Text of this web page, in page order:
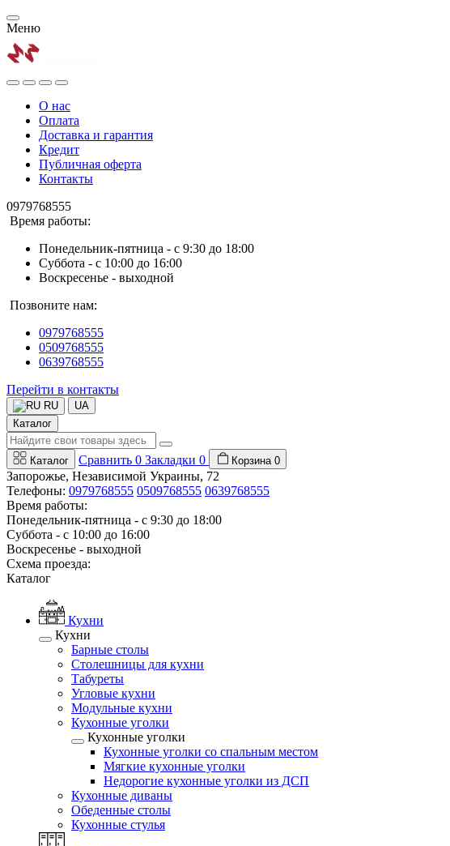
Меню
О нас
Оплата
Доставка и гарантия
Кредит
Публичная оферта
Контакты
0979768555
Время работы:
Понедельник-пятница - с 9:30 до 18:00
Суббота - с 10:00 до 16:00
Воскресенье - выходной
Позвоните нам:
0979768555
0509768555
0639768555
Перейти в контакты
RU
UA
Каталог
Каталог Сравнить 0 Закладки 0 Корзина 0
Запорожье, Независимой Украины, 72
Телефоны: 0979768555 0509768555 0639768555
Время работы:
Понедельник-пятница - с 9:30 до 18:00
Суббота - с 10:00 до 16:00
Воскресенье - выходной
Схема проезда:
Каталог
Кухни
Кухни
Барные столы
Столешницы для кухни
Табуреты
Угловые кухни
Модульные кухни
Кухонные уголки
Кухонные уголки
Кухонные уголки со спальным местом
Мягкие кухонные уголки
Недорогие кухонные уголки из ДСП
Кухонные диваны
Обеденные столы
Кухонные стулья